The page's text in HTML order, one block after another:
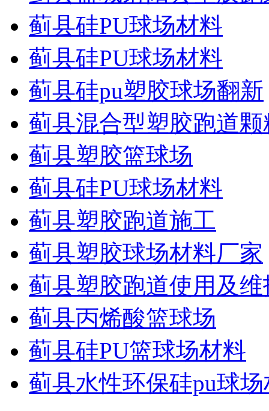
蓟县硅PU球场材料
蓟县硅PU球场材料
蓟县硅pu塑胶球场翻新
蓟县混合型塑胶跑道颗
蓟县塑胶篮球场
蓟县硅PU球场材料
蓟县塑胶跑道施工
蓟县塑胶球场材料厂家
蓟县塑胶跑道使用及维
蓟县丙烯酸篮球场
蓟县硅PU篮球场材料
蓟县水性环保硅pu球